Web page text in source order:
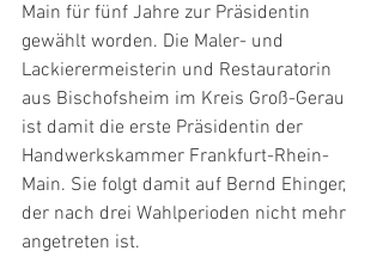
Main für fünf Jahre zur Präsidentin
gewählt worden. Die Maler- und
Lackierermeisterin und Restauratorin
aus Bischofsheim im Kreis Groß-Gerau
ist damit die erste Präsidentin der
Handwerkskammer Frankfurt-Rhein-
Main. Sie folgt damit auf Bernd Ehinger,
der nach drei Wahlperioden nicht mehr
angetreten ist.